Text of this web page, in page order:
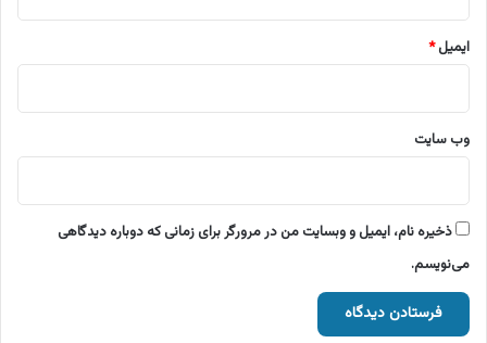
ایمیل*
وب‌ سایت
ذخیره نام، ایمیل و وبسایت من در مرورگر برای زمانی که دوباره دیدگاهی
می‌نویسم.